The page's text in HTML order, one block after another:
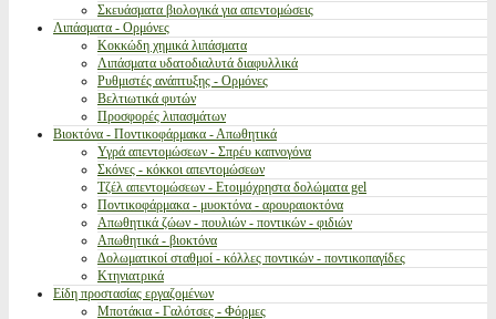
Σκευάσματα βιολογικά για απεντομώσεις
Λιπάσματα - Ορμόνες
Κοκκώδη χημικά λιπάσματα
Λιπάσματα υδατοδιαλυτά διαφυλλικά
Ρυθμιστές ανάπτυξης - Ορμόνες
Βελτιωτικά φυτών
Προσφορές λιπασμάτων
Βιοκτόνα - Ποντικοφάρμακα - Απωθητικά
Υγρά απεντομώσεων - Σπρέυ καπνογόνα
Σκόνες - κόκκοι απεντομώσεων
Τζέλ απεντομώσεων - Ετοιμόχρηστα δολώματα gel
Ποντικοφάρμακα - μυοκτόνα - αρουραιοκτόνα
Απωθητικά ζώων - πουλιών - ποντικών - φιδιών
Απωθητικά - βιοκτόνα
Δολωματικοί σταθμοί - κόλλες ποντικών - ποντικοπαγίδες
Κτηνιατρικά
Είδη προστασίας εργαζομένων
Μποτάκια - Γαλότσες - Φόρμες